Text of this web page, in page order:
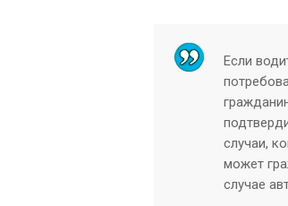
Если
случаи,
может
случае